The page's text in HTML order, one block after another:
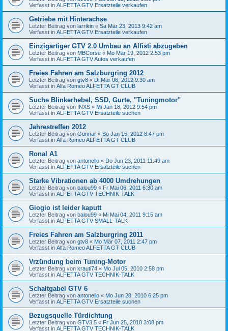
Verfasst in ALFETTA GTV Ersatzteile verkaufen
Getriebe mit Hinterachse
Letzter Beitrag von larrikin « Sa Mär 23, 2013 9:42 am
Verfasst in ALFETTA GTV Ersatzteile verkaufen
Einzigartiger GTV 2.0 Umbau an Alfisti abzugeben
Letzter Beitrag von MBCorse « Mo Mär 19, 2012 2:53 pm
Verfasst in ALFETTA GTV Autos verkaufen
Freies Fahren am Salzburgring 2012
Letzter Beitrag von gtv8 « Di Mär 06, 2012 9:30 am
Verfasst in Alfa Romeo ALFETTA GT CLUB
Suche Blinkerhebel, SSD, Gurte, "Tuningmotor"
Letzter Beitrag von INXS « Mi Jan 18, 2012 9:54 pm
Verfasst in ALFETTA GTV Ersatzteile suchen
Jahrestreffen 2012
Letzter Beitrag von Gunnar « So Jan 15, 2012 8:47 pm
Verfasst in Alfa Romeo ALFETTA GT CLUB
Ronal A1
Letzter Beitrag von antonello « Do Jun 23, 2011 11:49 am
Verfasst in ALFETTA GTV Ersatzteile suchen
Starke Vibrationen ab 4000 Umdrehungen
Letzter Beitrag von balou99 « Fr Mai 06, 2011 6:30 am
Verfasst in ALFETTA GTV TECHNIK-TALK
Giogio ist leider kaputt
Letzter Beitrag von balou99 « Mi Mai 04, 2011 9:15 am
Verfasst in ALFETTA GTV SMALL-TALK
Freies Fahren am Salzburgring 2011
Letzter Beitrag von gtv8 « Mo Mär 07, 2011 2:47 pm
Verfasst in Alfa Romeo ALFETTA GT CLUB
Vrzündung beim Tuning-Motor
Letzter Beitrag von krauti74 « Mo Jul 05, 2010 2:58 pm
Verfasst in ALFETTA GTV TECHNIK-TALK
Schaltgabel GTV 6
Letzter Beitrag von antonello « Mo Jun 28, 2010 6:25 pm
Verfasst in ALFETTA GTV Ersatzteile suchen
Bezugsquelle Türdichtung
Letzter Beitrag von GTV3.5 « Fr Jun 25, 2010 3:08 pm
Verfasst in ALFETTA GTV TECHNIK-TALK